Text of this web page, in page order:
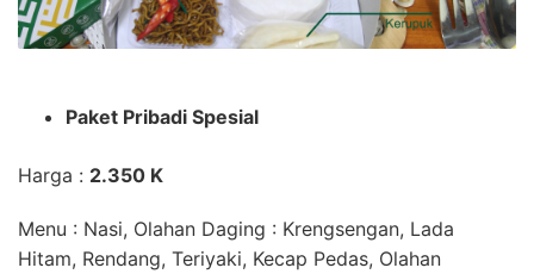
Paket Pribadi Spesial
Harga : 2.350 K
Menu : Nasi, Olahan Daging : Krengsengan, Lada
Hitam, Rendang, Teriyaki, Kecap Pedas, Olahan